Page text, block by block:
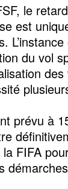
le
est
du vol
prévu à
FIFA